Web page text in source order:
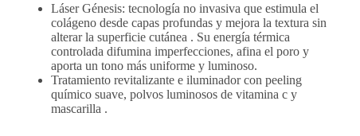
Láser Génesis: tecnología no invasiva que estimula el
colágeno desde capas profundas y mejora la textura sin
alterar la superficie cutánea . Su energía térmica
controlada difumina imperfecciones, afina el poro y
aporta un tono más uniforme y luminoso.
Tratamiento revitalizante e iluminador con peeling
químico suave, polvos luminosos de vitamina c y
mascarilla .